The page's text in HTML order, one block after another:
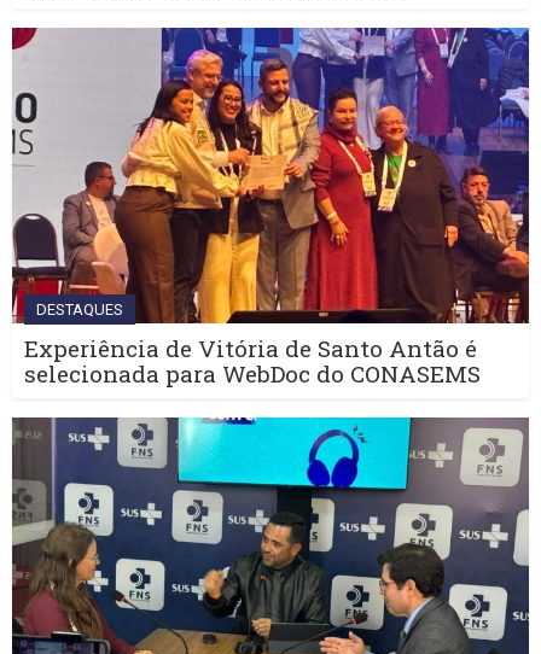
DESTAQUES
Experiência de Vitória de Santo Antão é
selecionada para WebDoc do CONASEMS